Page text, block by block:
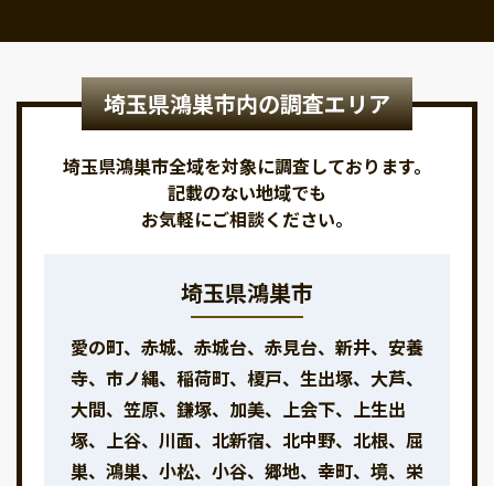
埼玉県鴻巣市内の調査エリア
埼玉県鴻巣市全域を対象に調査しております。
記載のない地域でも
お気軽にご相談ください。
埼玉県鴻巣市
愛の町、赤城、赤城台、赤見台、新井、安養
寺、市ノ縄、稲荷町、榎戸、生出塚、大芦、
大間、笠原、鎌塚、加美、上会下、上生出
塚、上谷、川面、北新宿、北中野、北根、屈
巣、鴻巣、小松、小谷、郷地、幸町、境、栄